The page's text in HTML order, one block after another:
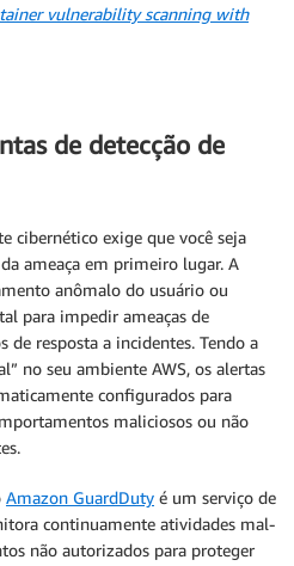
vulnerability scanning with
de detecção de
cibernético exige que você seja
ameaça em primeiro lugar. A
anômalo do usuário ou
para impedir ameaças de
de resposta a incidentes. Tendo a
no seu ambiente AWS, os alertas
configurados para
maliciosos ou não
Amazon GuardDuty é um serviço de
continuamente atividades mal-
não autorizados para proteger